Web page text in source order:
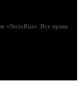
«SteinRus». Все права